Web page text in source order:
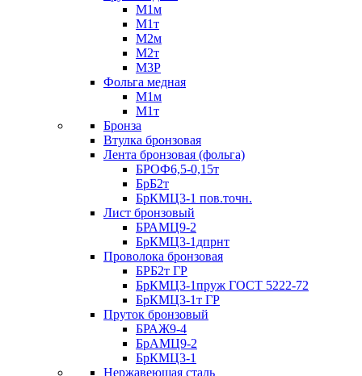
М1м
М1т
М2м
М2т
М3Р
Фольга медная
М1м
М1т
Бронза
Втулка бронзовая
Лента бронзовая (фольга)
БРОФ6,5-0,15т
БрБ2т
БрКМЦ3-1 пов.точн.
Лист бронзовый
БРАМЦ9-2
БрКМЦ3-1дпрнт
Проволока бронзовая
БРБ2т ГР
БрКМЦ3-1пруж ГОСТ 5222-72
БрКМЦ3-1т ГР
Пруток бронзовый
БРАЖ9-4
БрАМЦ9-2
БрКМЦ3-1
Нержавеющая сталь